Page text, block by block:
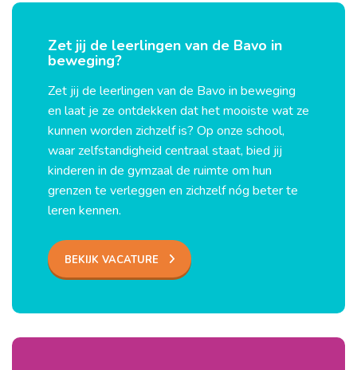
Zet jij de leerlingen van de Bavo in
beweging?
Zet jij de leerlingen van de Bavo in beweging
en laat je ze ontdekken dat het mooiste wat ze
kunnen worden zichzelf is? Op onze school,
waar zelfstandigheid centraal staat, bied jij
kinderen in de gymzaal de ruimte om hun
grenzen te verleggen en zichzelf nóg beter te
leren kennen.
BEKIJK VACATURE